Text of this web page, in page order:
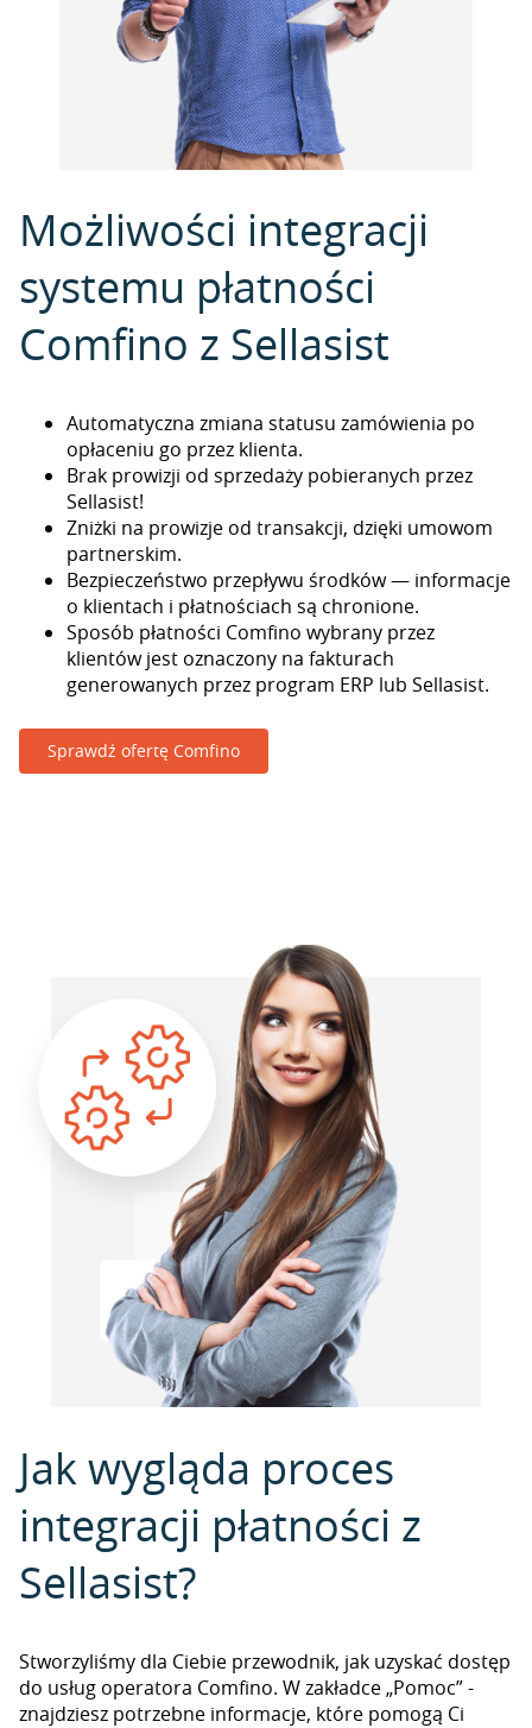
Możliwości integracji
systemu płatności
Comfino z Sellasist
Automatyczna zmiana statusu zamówienia po
opłaceniu go przez klienta.
Brak prowizji od sprzedaży pobieranych przez
Sellasist!
Zniżki na prowizje od transakcji, dzięki umowom
partnerskim.
Bezpieczeństwo przepływu środków — informacje
o klientach i płatnościach są chronione.
Sposób płatności Comfino wybrany przez
klientów jest oznaczony na fakturach
generowanych przez program ERP lub Sellasist.
Sprawdź ofertę Comfino
Jak wygląda proces
integracji płatności z
Sellasist?
Stworzyliśmy dla Ciebie przewodnik, jak uzyskać dostęp
do usług operatora Comfino. W zakładce „Pomoc” -
znajdziesz potrzebne informacje, które pomogą Ci